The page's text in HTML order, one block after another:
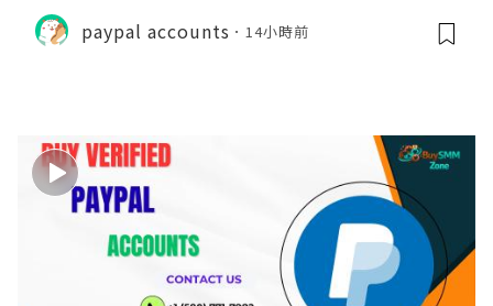
paypal accounts 14小時前